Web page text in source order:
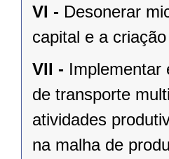
VI - Desonerar
capital e a
VII - Implementar
de transporte
atividades
na malha de